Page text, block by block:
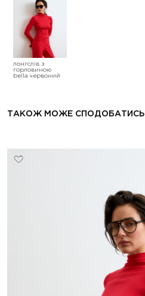
лонгслів з
горловиною
bella червоний
ТАКОЖ МОЖЕ СПОДОБАТИСЬ
sale